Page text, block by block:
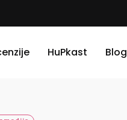
HuPkast Blog